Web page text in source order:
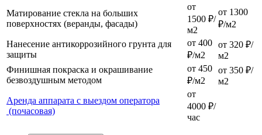
Матирование стекла на больших
поверхностях (веранды, фасады)
от
1500 ₽/
м2
от 1300
₽/м2
Нанесение антикоррозийного грунта для
защиты
от 400
₽/м2
от 320 ₽/
м2
Финишная покраска и окрашивание
безвоздушным методом
от 450
₽/м2
от 350 ₽/
м2
Аренда аппарата с выездом оператора
(почасовая)
от
4000 ₽/
час